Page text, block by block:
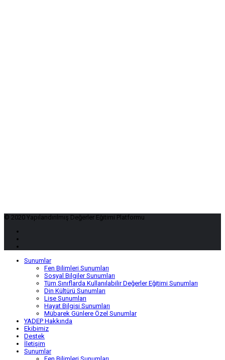
© 2020 Yapılandırılmış Değerler Eğitimi Platformu
Sunumlar
Fen Bilimleri Sunumları
Sosyal Bilgiler Sunumları
Tüm Sınıflarda Kullanılabilir Değerler Eğitimi Sunumları
Din Kültürü Sunumları
Lise Sunumları
Hayat Bilgisi Sunumları
Mübarek Günlere Özel Sunumlar
YADEP Hakkında
Ekibimiz
Destek
İletişim
Sunumlar